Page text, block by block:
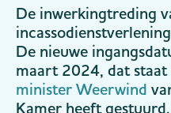
De inwerkingtreding
De nieuwe
maart 2024, dat staat
minister Weerwind
Kamer heeft gestuurd.